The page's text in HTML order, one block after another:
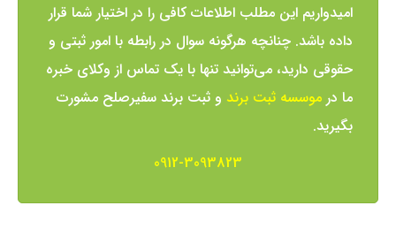
امیدواریم این مطلب اطلاعات کافی را در اختیار شما قرار
داده باشد. چنانچه هرگونه سوال در رابطه با امور ثبتی و
حقوقی دارید، می‌توانید تنها با یک تماس از وکلای خبره
ما در موسسه ثبت برند و ثبت برند سفیرصلح مشورت
بگیرید.
0912-3093823